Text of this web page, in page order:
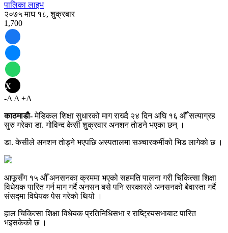
पालिका लाइभ
२०७५ माघ १८, शुक्रबार
1,700
X
-A A +A
काठमाडाै-मेडिकल शिक्षा सुधारको माग राख्दै २४ दिन अघि १६ औँ सत्याग्रह
सुरु गरेका डा. गोविन्द केसी शुक्रवार अनशन ताेडने भएका छन् ।
डा. केसीले अनशन तोड्ने भएपछि अस्पतालमा सञ्चारकर्मीको भिड लागेको छ ।
आफूसँग १५ औँ अनसनका क्रममा भएको सहमति पालना गरी चिकित्सा शिक्षा
विधेयक पारित गर्न माग गर्दै अनसन बसे पनि सरकारले अनसनको बेवास्ता गर्दै
संसद्मा विधेयक पेस गरेको थियो ।
हाल चिकित्सा शिक्षा विधेयक प्रतिनिधिसभा र राष्ट्रियसभाबाट पारित
भइसकेको छ ।